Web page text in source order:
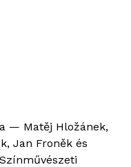
— Matěj Hložánek,
Jan Froněk és